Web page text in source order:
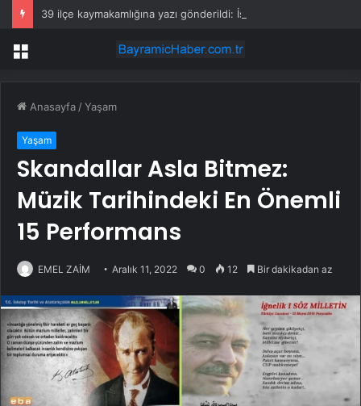
Menü
Anasayfa /Yaşam
Yaşam
Skandallar Asla Bitmez:
Müzik Tarihindeki En Önemli
15 Performans
EMEL ZAİM Aralık 11, 2022 0 12 Bir dakikadan az